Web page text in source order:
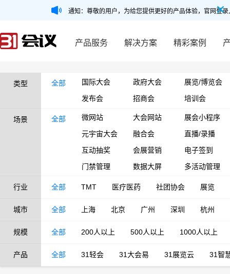
通知：尊敬的用户，为给您提供更好的产品体验，官网登
产品服务 解决方案 精彩案例
类型 全部 国际大会 政府大会
展览/博览会
发布会
招商会 培训会
场景 全部 微网站 大会网站
展会小程序
元宇宙大会
融合会
直播/录播
互动抽奖
会展营销
电子签到
门禁管理
数据大屏 多活动管理
行业 全部 TMT 医疗医药 社团协会 展览
城市 全部 上海 北京 广州 深圳 杭州
规模 全部 200人以上 500人以上 1000人以上
产品 全部 31轻会 31大会易 31展览云 31智